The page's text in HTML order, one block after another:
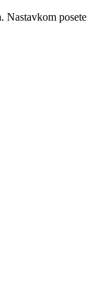
Nastavkom posete